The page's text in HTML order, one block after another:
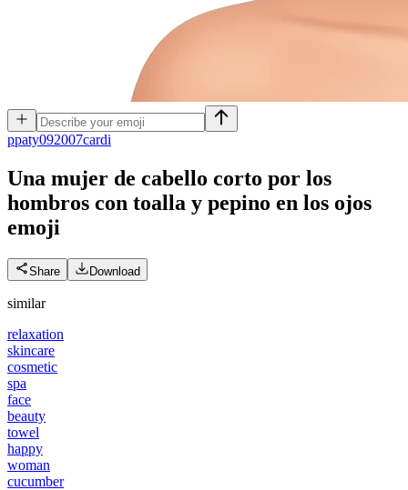
ppaty092007cardi
Una mujer de cabello corto por los
hombros con toalla y pepino en los ojos
emoji
Share Download
similar
relaxation
skincare
cosmetic
spa
face
beauty
towel
happy
woman
cucumber